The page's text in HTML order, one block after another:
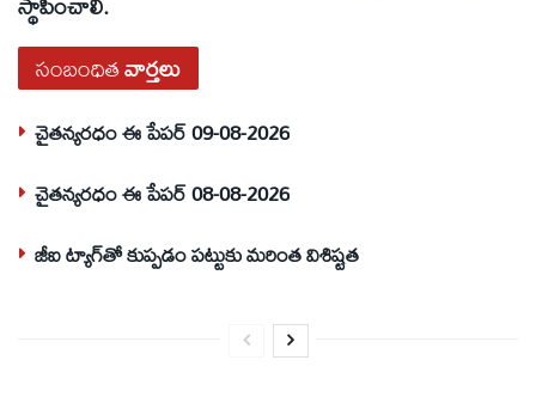
సంబంధితవార్తలు
చైతన్యరధం ఈ పేపర్ 09-08-2026
చైతన్యరధం ఈ పేపర్ 08-08-2026
జీఐ ట్యాగ్‌తో కుప్పడం పట్టుకు మరింత విశిష్టత